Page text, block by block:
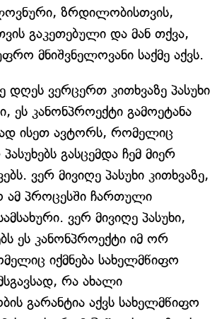
ზრდილობისთვის,
გაკეთებული და მან თქვა,
მნიშვნელოვანი საქმე აქვს.
დღეს ვერცერთ კითხვაზე პასუხი
ეს კანონპროექტი გამოეტანა
ისეთ ავტორს, რომელიც
გასცემდა ჩემ მიერ
ვერ მივიღე პასუხი კითხვაზე,
ამ პროცესში ჩართული
ვერ მივიღე პასუხი,
ეს კანონპროექტი იმ ორ
იქმნება სახელმწიფო
რა ახალი
გარანტია აქვს სახელმწიფო